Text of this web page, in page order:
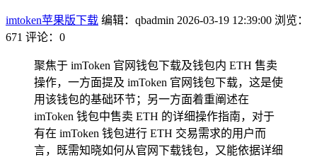
imtoken苹果版下载 编辑：qbadmin 2026-03-19 12:39:00 浏览：
671 评论：0
聚焦于 imToken 官网钱包下载及钱包内 ETH 售卖
操作，一方面提及 imToken 官网钱包下载，这是使
用该钱包的基础环节；另一方面着重阐述在
imToken 钱包中售卖 ETH 的详细操作指南，对于
有在 imToken 钱包进行 ETH 交易需求的用户而
言，既需知晓如何从官网下载钱包，又能依据详细